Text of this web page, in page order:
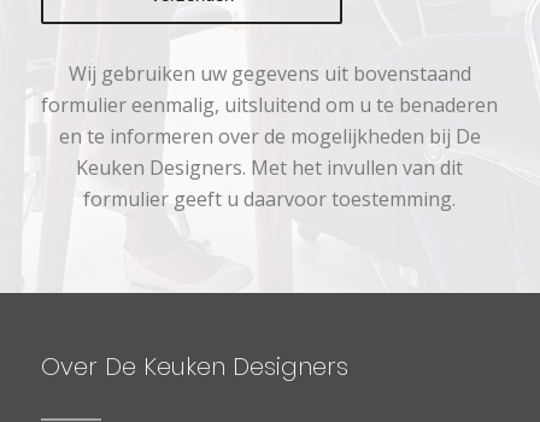
Wij gebruiken uw gegevens uit bovenstaand
formulier eenmalig, uitsluitend om u te benaderen
en te informeren over de mogelijkheden bij De
Keuken Designers. Met het invullen van dit
formulier geeft u daarvoor toestemming.
Over De Keuken Designers